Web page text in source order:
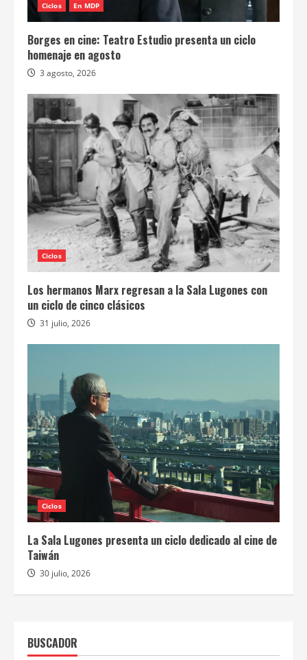
Ciclos En MDP
Borges en cine: Teatro Estudio presenta un ciclo
homenaje en agosto
3 agosto, 2026
Ciclos
Los hermanos Marx regresan a la Sala Lugones con
un ciclo de cinco clásicos
31 julio, 2026
Ciclos
La Sala Lugones presenta un ciclo dedicado al cine de
Taiwán
30 julio, 2026
BUSCADOR